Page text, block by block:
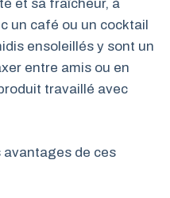
et sa fraîcheur, à
un café ou un cocktail
ensoleillés y sont un
entre amis ou en
travaillé avec
avantages de ces